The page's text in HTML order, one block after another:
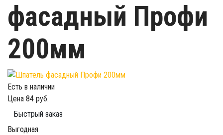
фасадный Профи
200мм
Есть в наличии
Цена 84 руб.
Быстрый заказ
Выгодная